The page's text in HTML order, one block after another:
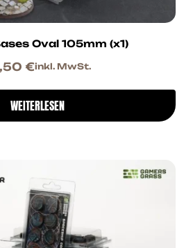
Oval 105mm (x1)
€inkl. MwSt.
WEITERLESEN